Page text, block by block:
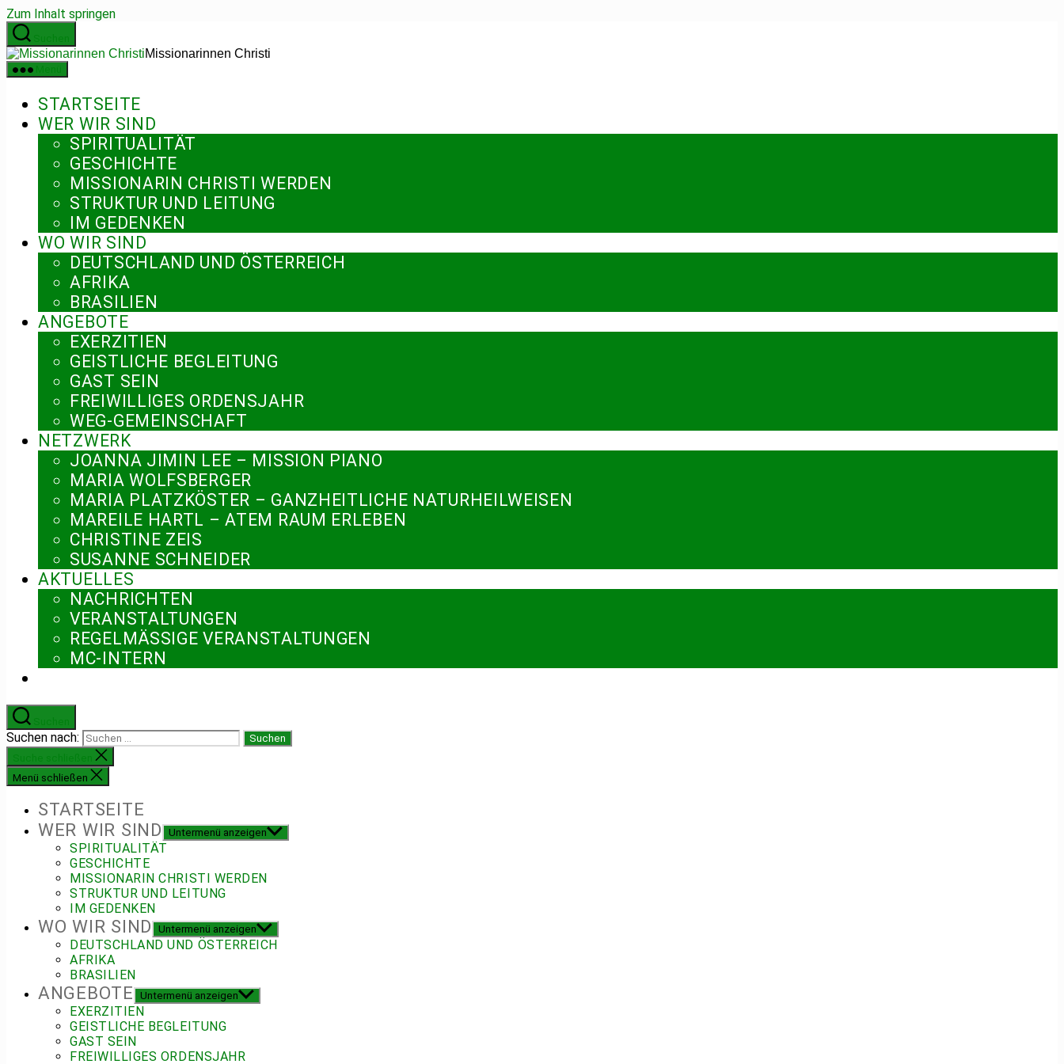
Zum Inhalt springen
Missionarinnen Christi
STARTSEITE
WER WIR SIND
SPIRITUALITÄT
GESCHICHTE
MISSIONARIN CHRISTI WERDEN
STRUKTUR UND LEITUNG
IM GEDENKEN
WO WIR SIND
DEUTSCHLAND UND ÖSTERREICH
AFRIKA
BRASILIEN
ANGEBOTE
EXERZITIEN
GEISTLICHE BEGLEITUNG
GAST SEIN
FREIWILLIGES ORDENSJAHR
WEG-GEMEINSCHAFT
NETZWERK
JOANNA JIMIN LEE – MISSION PIANO
MARIA WOLFSBERGER
MARIA PLATZKÖSTER – GANZHEITLICHE NATURHEILWEISEN
MAREILE HARTL – ATEM RAUM ERLEBEN
CHRISTINE ZEIS
SUSANNE SCHNEIDER
AKTUELLES
NACHRICHTEN
VERANSTALTUNGEN
REGELMÄSSIGE VERANSTALTUNGEN
MC-INTERN
Suchen nach:
Menü schließen
STARTSEITE
WER WIR SIND
Untermenü anzeigen
SPIRITUALITÄT
GESCHICHTE
MISSIONARIN CHRISTI WERDEN
STRUKTUR UND LEITUNG
IM GEDENKEN
WO WIR SIND Untermenü anzeigen
DEUTSCHLAND UND ÖSTERREICH
AFRIKA
BRASILIEN
ANGEBOTE Untermenü anzeigen
EXERZITIEN
GEISTLICHE BEGLEITUNG
GAST SEIN
FREIWILLIGES ORDENSJAHR